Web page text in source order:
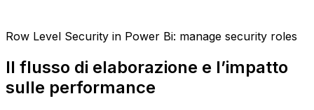
Row Level Security in Power Bi: manage security roles
Il flusso di elaborazione e l’impatto
sulle performance